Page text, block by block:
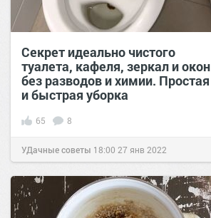
Секрет идеально чистого
туалета, кафеля, зеркал и окон
без разводов и химии. Простая
и быстрая уборка
65 8
УДачные советы 18:00 27 янв 2022